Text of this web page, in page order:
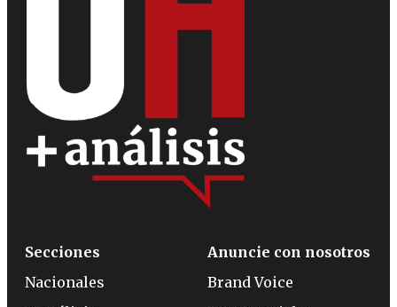
Secciones
Nacionales
Anuncie con nosotros
Brand Voice